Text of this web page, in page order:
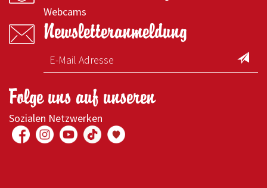
Webcams
Newsletteranmeldung
Folge uns auf unseren
Sozialen Netzwerken